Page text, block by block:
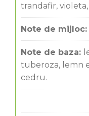
trandafir, violeta,
Note de mijloc:
Note de baza:
tuberoza, lemn
cedru.